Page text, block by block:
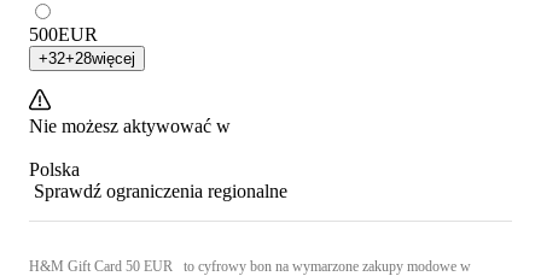
500EUR
+32+28więcej
Nie możesz aktywować w
Polska
Sprawdź ograniczenia regionalne
H&M Gift Card 50 EUR to cyfrowy bon na wymarzone zakupy modowe w